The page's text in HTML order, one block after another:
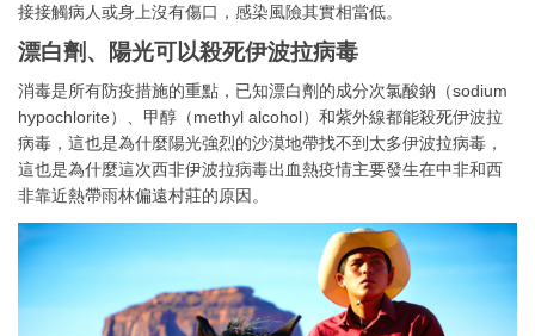
接接觸病人或身上沒有傷口，感染風險其實相當低。
漂白劑、陽光可以殺死伊波拉病毒
消毒是所有防疫措施的重點，已知漂白劑的成分次氯酸鈉（sodium
hypochlorite）、甲醇（methyl alcohol）和紫外線都能殺死伊波拉
病毒，這也是為什麼陽光強烈的沙漠地帶找不到太多伊波拉病毒，
這也是為什麼這次西非伊波拉病毒出血熱疫情主要發生在中非和西
非靠近熱帶雨林偏遠村莊的原因。